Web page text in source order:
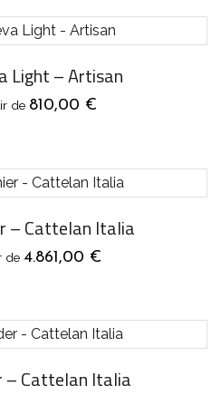
Light – Artisan
810,00 €
– Cattelan Italia
4.861,00 €
– Cattelan Italia